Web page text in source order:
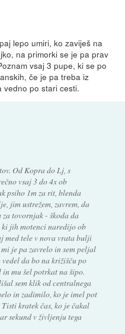
lepo umiri, ko zaviješ na
na primorki se je pa prav
vsaj 3 pupe, ki se po
če je pa treba iz
vedno po stari cesti.
Od Kopra do Lj, s
vsaj 3 do 4x ob
psiho 1m za rit, blenda
jim ustrežem, zavrem, da
tovornjak - škoda da
jih motenci naredijo ob
med tele v nova vrata bulji
je pa zavrelo in sem peljal
da bo na križišču po
mu šel potrkat na šipo.
sem klik od centralnega
in zadimilo, ko je imel pot
kratek čas, ko je čakal
sekund v življenju tega